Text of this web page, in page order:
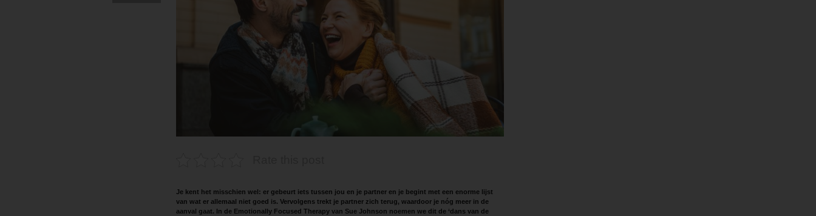
Je kent het misschien wel: er gebeurt iets tussen jou en je partner en je begint met een enorme lijst
van wat er allemaal niet goed is. Vervolgens trekt je partner zich terug, waardoor je nóg meer in de
aanval gaat. In de Emotionally Focused Therapy van Sue Johnson noemen we dit de ‘dans van de